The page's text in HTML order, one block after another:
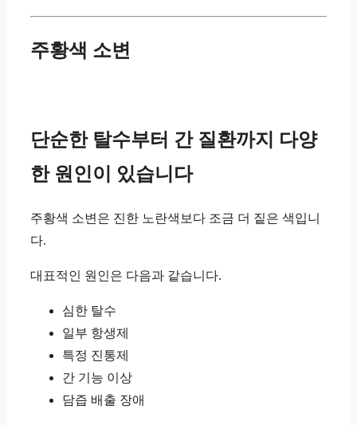
주황색 소변
단순한 탈수부터 간 질환까지 다양
한 원인이 있습니다
주황색 소변은 진한 노란색보다 조금 더 짙은 색입니
다.
대표적인 원인은 다음과 같습니다.
심한 탈수
일부 항생제
특정 진통제
간 기능 이상
담즙 배출 장애